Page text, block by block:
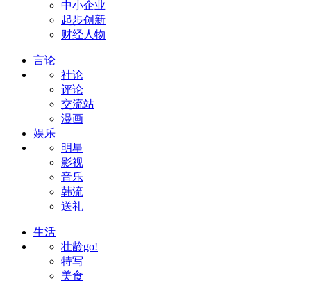
中小企业
起步创新
财经人物
言论
社论
评论
交流站
漫画
娱乐
明星
影视
音乐
韩流
送礼
生活
壮龄go!
特写
美食